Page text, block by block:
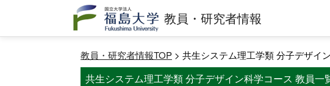
教員・研究者情報
教員・研究者情報TOP > 共生システム理工学類 分子デザイ
共生システム理工学類 分子デザイン科学コース 教員一